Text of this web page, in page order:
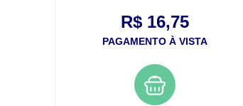
R$ 16,75
PAGAMENTO À VISTA